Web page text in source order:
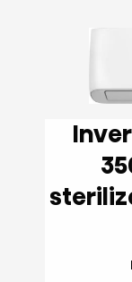
Inverter
3500
sterilizacija,